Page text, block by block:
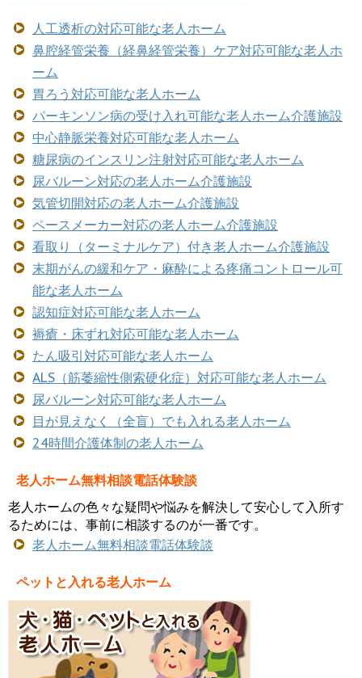
人工透析の対応可能な老人ホーム
鼻腔経管栄養（経鼻経管栄養）ケア対応可能な老人ホ
ーム
胃ろう対応可能な老人ホーム
パーキンソン病の受け入れ可能な老人ホーム介護施設
中心静脈栄養対応可能な老人ホーム
糖尿病のインスリン注射対応可能な老人ホーム
尿バルーン対応の老人ホーム介護施設
気管切開対応の老人ホーム介護施設
ペースメーカー対応の老人ホーム介護施設
看取り（ターミナルケア）付き老人ホーム介護施設
末期がんの緩和ケア・麻酔による疼痛コントロール可
能な老人ホーム
認知症対応可能な老人ホーム
褥瘡・床ずれ対応可能な老人ホーム
たん吸引対応可能な老人ホーム
ALS（筋萎縮性側索硬化症）対応可能な老人ホーム
尿バルーン対応可能な老人ホーム
目が見えなく（全盲）でも入れる老人ホーム
24時間介護体制の老人ホーム
老人ホーム無料相談電話体験談
老人ホームの色々な疑問や悩みを解決して安心して入所す
るためには、事前に相談するのが一番です。
老人ホーム無料相談電話体験談
ペットと入れる老人ホーム